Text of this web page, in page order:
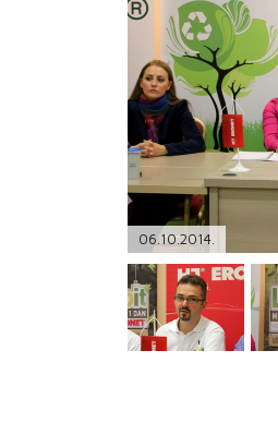
06.10.2014.